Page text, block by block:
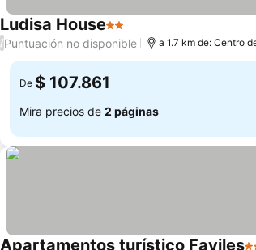
Ludisa House2 EstrellasVer precios
/Puntuación no disponible a 1.7 km de: Centro
De $ 107.861
Mira precios de 2 páginas
Apartamentos turístico Faviles